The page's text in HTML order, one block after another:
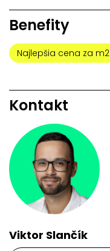
Benefity
Najlepšia cena za m2
Kontakt
Viktor Slančík